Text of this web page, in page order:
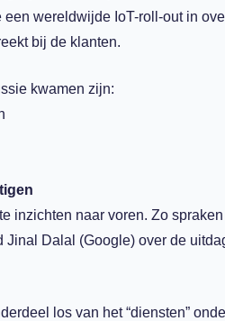
wereldwijde IoT-roll-out in
bij de klanten.
kwamen zijn:
inzichten naar voren. Zo
Dalal (Google) over de
los van het “diensten”